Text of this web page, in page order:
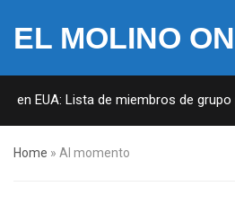
EL MOLINO
EUA: Lista de miembros de grupo
Home » Al momento